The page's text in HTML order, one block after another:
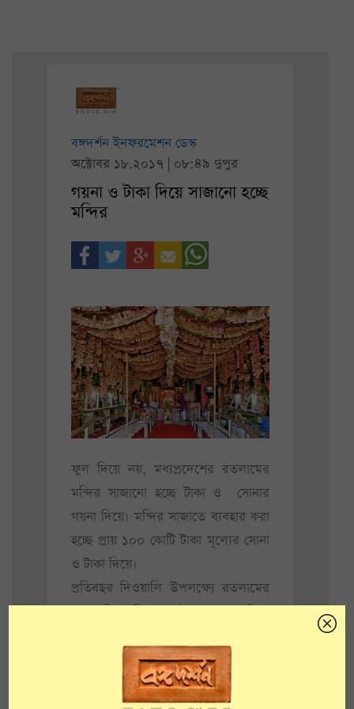
বঙ্গদর্শন ইনফরমেশন ডেস্ক
অক্টোবর ১৮.২০১৭ | ০৮:৪৯ দুপুর
গয়না ও টাকা দিয়ে সাজানো হচ্ছে
মন্দির
ফুল দিয়ে নয়, মধ্যপ্রদেশের রতলামের
মন্দির সাজানো হচ্ছে টাকা ও সোনার
গয়না দিয়ে। মন্দির সাজাতে ব্যবহার করা
হচ্ছে প্রায় ১০০ কোটি টাকা মূল্যের সোনা
ও টাকা দিয়ে।
প্রতিবছর দিওয়ালি উপলক্ষ্যে রতলামের
এবার প্রায় ১০০ কোটি টাকার জিনিস
দিয়ে দিয়ে মন্দির সাজানো হয়েছে।